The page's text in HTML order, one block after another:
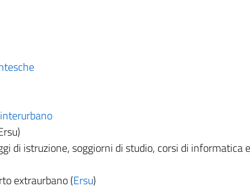
di istruzione, soggiorni di studio, corsi di informatica e
extraurbano (Ersu)